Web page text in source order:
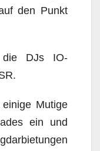
den Punkt
die DJs IO-
Mutige
ein und